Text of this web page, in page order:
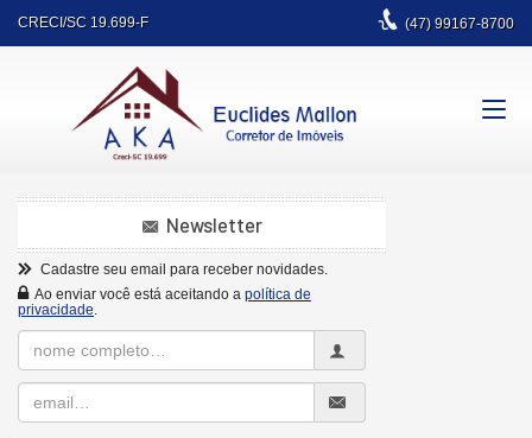
CRECI/SC 19.699-F (47)99167-8700
Newsletter
Cadastre seu email para receber novidades.
Ao enviar você está aceitando a política de
privacidade.
Completo